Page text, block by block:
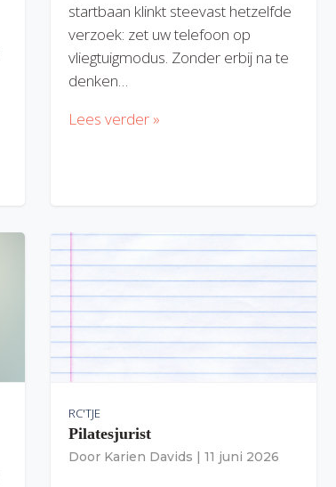
startbaan klinkt steevast hetzelfde
verzoek: zet uw telefoon op
vliegtuigmodus. Zonder erbij na te
denken…
Lees verder »
RC'TJE
Pilatesjurist
Door Karien Davids | 11 juni 2026